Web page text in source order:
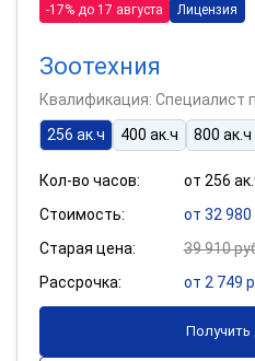
-17% до 17 августа Лицензия
Зоотехния
Квалификация: Специалист
256 ак.ч
400 ак.ч 800 ак.ч
Кол-во часов:
от 256
Стоимость:
от 32 980
Старая цена:
39 910
Рассрочка:
от 2 749
Получить